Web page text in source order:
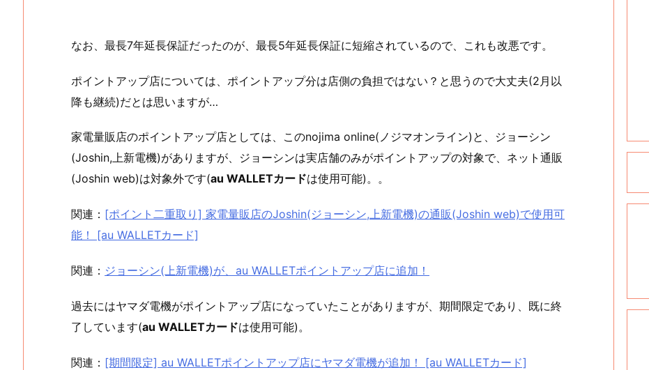
なお、最長7年延長保証だったのが、最長5年延長保証に短縮されているので、これも改悪です。
ポイントアップ店については、ポイントアップ分は店側の負担ではない？と思うので大丈夫(2月以
降も継続)だとは思いますが…
家電量販店のポイントアップ店としては、このnojima online(ノジマオンライン)と、ジョーシン
(Joshin,上新電機)がありますが、ジョーシンは実店舗のみがポイントアップの対象で、ネット通販
(Joshin web)は対象外です(au WALLETカードは使用可能)。。
関連： [ポイント二重取り] 家電量販店のJoshin(ジョーシン,上新電機)の通販(Joshin web)で使用可
能！ [au WALLETカード]
関連： ジョーシン(上新電機)が、au WALLETポイントアップ店に追加！
過去にはヤマダ電機がポイントアップ店になっていたことがありますが、期間限定であり、既に終
了しています(au WALLETカードは使用可能)。
関連： [期間限定] au WALLETポイントアップ店にヤマダ電機が追加！ [au WALLETカード]